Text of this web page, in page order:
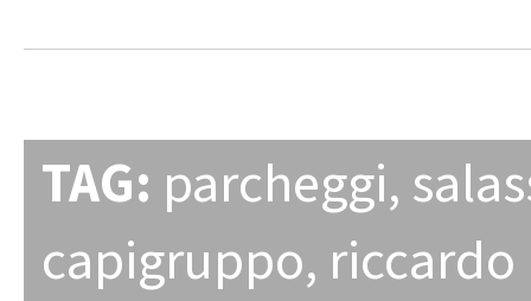
TAG: parcheggi,
capigruppo, riccardo